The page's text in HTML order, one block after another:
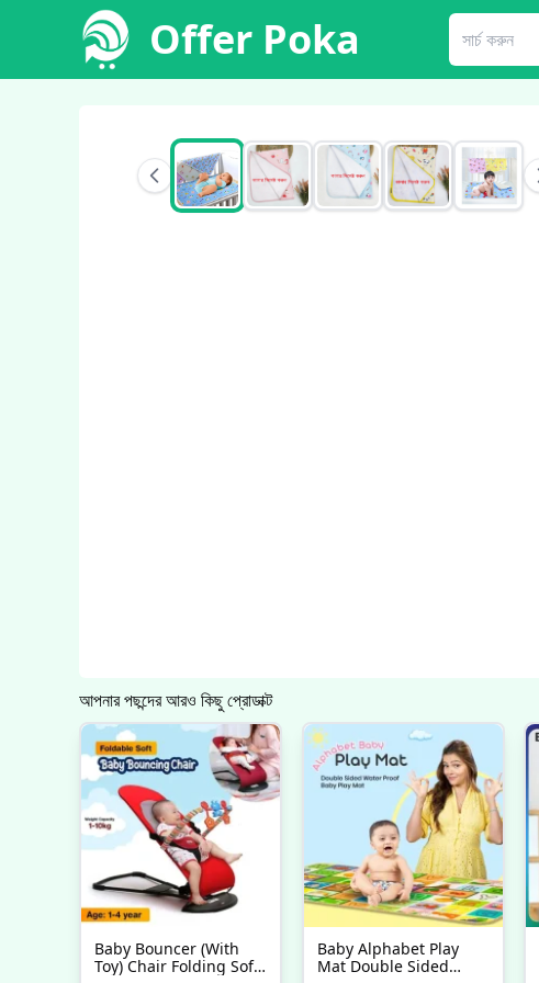
Offer Poka
আপনার পছন্দের আরও কিছু প্রোডাক্ট
Baby Bouncer (With
Toy) Chair Folding Soft
Baby Alphabet Play
Mat Double Sided